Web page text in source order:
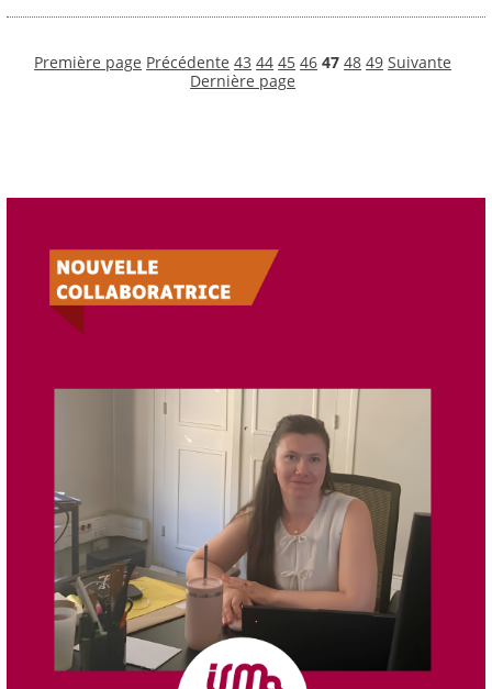
Première page Précédente 43 44 45 46 47 48 49 Suivante
Dernière page